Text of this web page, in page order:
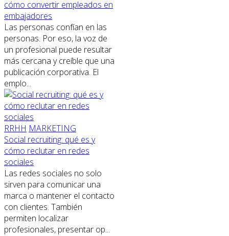
cómo convertir empleados en
embajadores
Las personas confían en las
personas. Por eso, la voz de
un profesional puede resultar
más cercana y creíble que una
publicación corporativa. El
emplo...
RRHH MARKETING
Social recruiting: qué es y
cómo reclutar en redes
sociales
Las redes sociales no solo
sirven para comunicar una
marca o mantener el contacto
con clientes. También
permiten localizar
profesionales, presentar op...